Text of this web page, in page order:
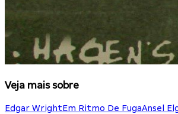
Veja mais sobre
Edgar WrightEm Ritmo De FugaAnsel